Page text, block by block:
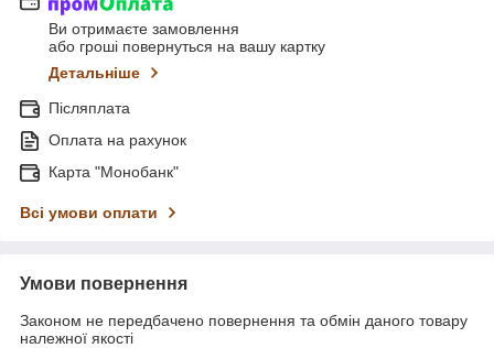
Ви отримаєте замовлення
або гроші повернуться на вашу картку
Детальніше
Післяплата
Оплата на рахунок
Карта "Монобанк"
Всі умови оплати
Умови повернення
Законом не передбачено повернення та обмін даного товару
належної якості